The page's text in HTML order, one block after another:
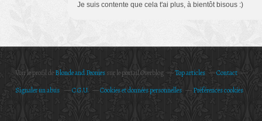
Je suis contente que cela t'ai plus, à bientôt bisous :)
Voir le profil deBlonde and Peoniessur le portail Overblog Top articles
Contact
Signaler un abus
C.G.U. Cookies et données personnelles Préférences cookies